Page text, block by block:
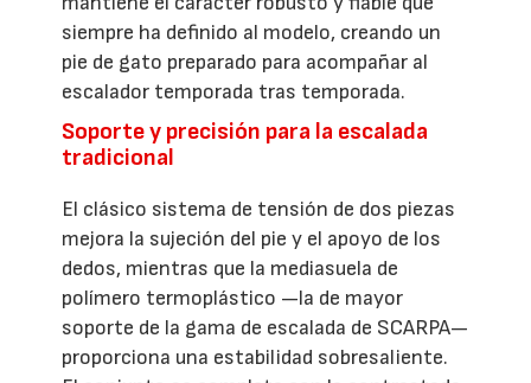
siempre ha definido al modelo, creando un
pie de gato preparado para acompañar al
escalador temporada tras temporada.
Soporte y precisión para la escalada
tradicional
El clásico sistema de tensión de dos piezas
mejora la sujeción del pie y el apoyo de los
dedos, mientras que la mediasuela de
polímero termoplástico —la de mayor
soporte de la gama de escalada de SCARPA—
proporciona una estabilidad sobresaliente.